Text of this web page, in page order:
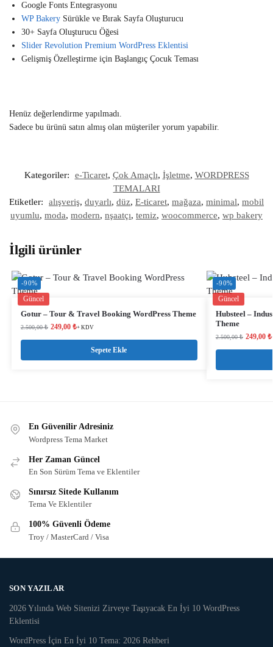
Google Fonts Entegrasyonu
WP Bakery Sürükle ve Bırak Sayfa Oluşturucu
30+ Sayfa Oluşturucu Öğesi
Slider Revolution Premium WordPress Eklentisi
Gelişmiş Özelleştirme için Başlangıç ​​Çocuk Teması
Henüz değerlendirme yapılmadı.
Sadece bu ürünü satın almış olan müşteriler yorum yapabilir.
Kategoriler: e-Ticaret, Çok Amaçlı, İşletme, WORDPRESS
TEMALARI
Etiketler:
alışveriş, duyarlı, düz, E-ticaret, mağaza, minimal, mobil
uyumlu, moda, modern, nşaatçı, temiz, woocommerce, wp bakery
İlgili ürünler
-90%
Güncel
Gotur – Tour & Travel Booking WordPress Theme
2.500,00₺ 249,00 ₺+ KDV
Sepete Ekle
-90%
Güncel
Hubsteel –
Theme
2.500,00₺ 249,00 ₺
En Güvenilir Adresiniz
Wordpress Tema Market
Her Zaman Güncel
En Son Sürüm Tema ve Eklentiler
Sınırsız Sitede Kullanım
Tema Ve Eklentiler
100% Güvenli Ödeme
Troy / MasterCard / Visa
SON YAZILAR
2026 Yılında Web Sitenizi Zirveye Taşıyacak En İyi 10 WordPress
Eklentisi
WordPress İçin En İyi 10 Tema: 2026 Rehberi